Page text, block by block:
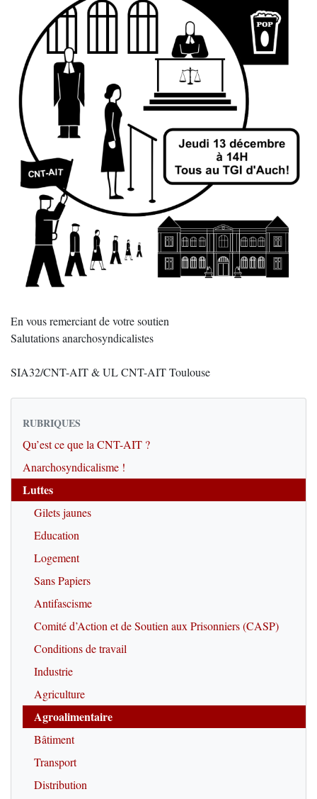
En vous remerciant de votre soutien
Salutations anarchosyndicalistes
SIA32/CNT-AIT & UL CNT-AIT Toulouse
RUBRIQUES
Qu’est ce que la CNT-AIT ?
Anarchosyndicalisme !
Luttes
Gilets jaunes
Education
Logement
Sans Papiers
Antifascisme
Comité d’Action et de Soutien aux Prisonniers (CASP)
Conditions de travail
Industrie
Agriculture
Agroalimentaire
Bâtiment
Transport
Distribution